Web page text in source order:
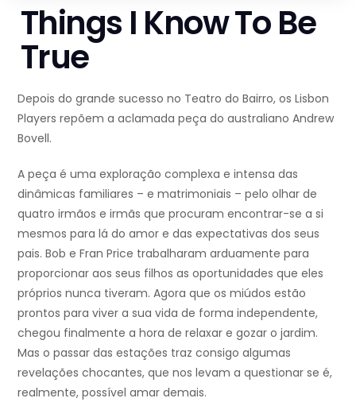
Things I Know To Be
True
Depois do grande sucesso no Teatro do Bairro, os Lisbon
Players repõem a aclamada peça do australiano Andrew
Bovell.
A peça é uma exploração complexa e intensa das
dinâmicas familiares – e matrimoniais – pelo olhar de
quatro irmãos e irmãs que procuram encontrar-se a si
mesmos para lá do amor e das expectativas dos seus
pais. Bob e Fran Price trabalharam arduamente para
proporcionar aos seus filhos as oportunidades que eles
próprios nunca tiveram. Agora que os miúdos estão
prontos para viver a sua vida de forma independente,
chegou finalmente a hora de relaxar e gozar o jardim.
Mas o passar das estações traz consigo algumas
revelações chocantes, que nos levam a questionar se é,
realmente, possível amar demais.